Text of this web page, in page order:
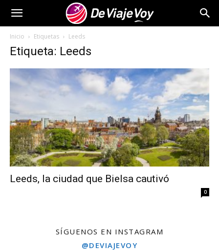
Viaje
Inicio Etiquetas Leeds
Etiqueta: Leeds
Leeds, la ciudad que Bielsa cautivó
0
SÍGUENOS EN INSTAGRAM
@DEVIAJEVOY